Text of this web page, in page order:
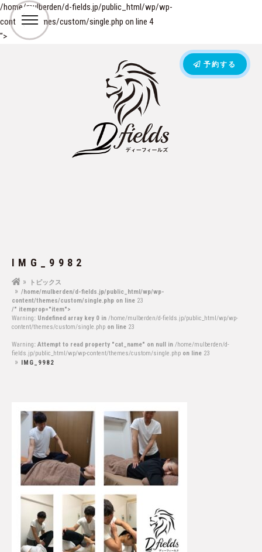
/home/mulberden/d-fields.jp/public_html/wp/wp-
content/themes/custom/single.php on line 4
">
予約する
IMG_9982
トピックス
/home/mulberden/d-fields.jp/public_html/wp/wp-
content/themes/custom/single.php on line 23
/" itemprop="item">
Warning: Undefined array key 0 in /home/mulberden/d-fields.jp/public_html/wp/wp-
content/themes/custom/single.php on line 23
Warning: Attempt to read property "cat_name" on null in /home/mulberden/d-
fields.jp/public_html/wp/wp-content/themes/custom/single.php on line 23
IMG_9982